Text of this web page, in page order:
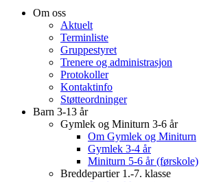
Om oss
Aktuelt
Terminliste
Gruppestyret
Trenere og administrasjon
Protokoller
Kontaktinfo
Støtteordninger
Barn 3-13 år
Gymlek og Miniturn 3-6 år
Om Gymlek og Miniturn
Gymlek 3-4 år
Miniturn 5-6 år (førskole)
Breddepartier 1.-7. klasse